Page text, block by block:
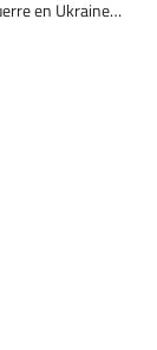
en Ukraine…